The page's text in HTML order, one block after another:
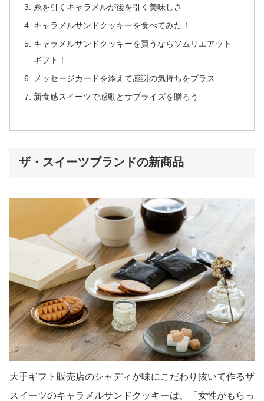
糸を引くキャラメルが後を引く美味しさ
キャラメルサンドクッキーを食べてみた！
キャラメルサンドクッキーを買うならソムリエアット
ギフト！
メッセージカードを添えて感謝の気持ちをプラス
新食感スイーツで感動とサプライズを贈ろう
ザ・スイーツブランドの新商品
大手ギフト販売店のシャディが味にこだわり抜いて作るザ
スイーツのキャラメルサンドクッキーは、「女性がもらっ